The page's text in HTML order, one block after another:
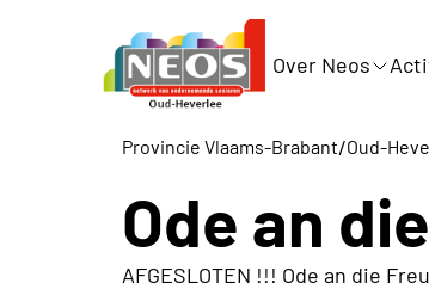
Over Neos
Provincie Vlaams-Brabant/Oud-
Ode an
AFGESLOTEN !!! Ode an die